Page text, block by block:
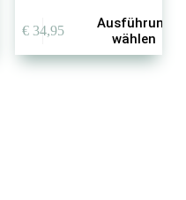
€34,95
Ausführung
wählen
Produkt
mehrere